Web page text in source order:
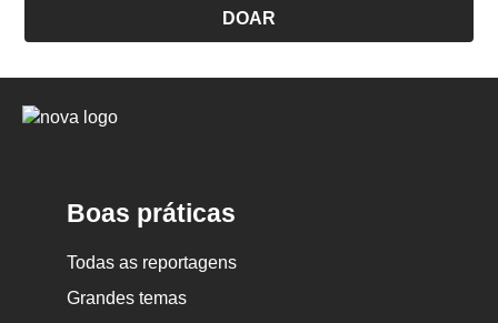
DOAR
Logo
Boas práticas
Todas as reportagens
Grandes temas